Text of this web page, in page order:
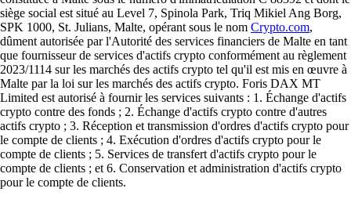
siège social est situé au Level 7, Spinola Park, Triq Mikiel Ang Borg,
SPK 1000, St. Julians, Malte, opérant sous le nom Crypto.com,
dûment autorisée par l'Autorité des services financiers de Malte en tant
que fournisseur de services d'actifs crypto conformément au règlement
2023/1114 sur les marchés des actifs crypto tel qu'il est mis en œuvre à
Malte par la loi sur les marchés des actifs crypto. Foris DAX MT
Limited est autorisé à fournir les services suivants : 1. Échange d'actifs
crypto contre des fonds ; 2. Échange d'actifs crypto contre d'autres
actifs crypto ; 3. Réception et transmission d'ordres d'actifs crypto pour
le compte de clients ; 4. Exécution d'ordres d'actifs crypto pour le
compte de clients ; 5. Services de transfert d'actifs crypto pour le
compte de clients ; et 6. Conservation et administration d'actifs crypto
pour le compte de clients.